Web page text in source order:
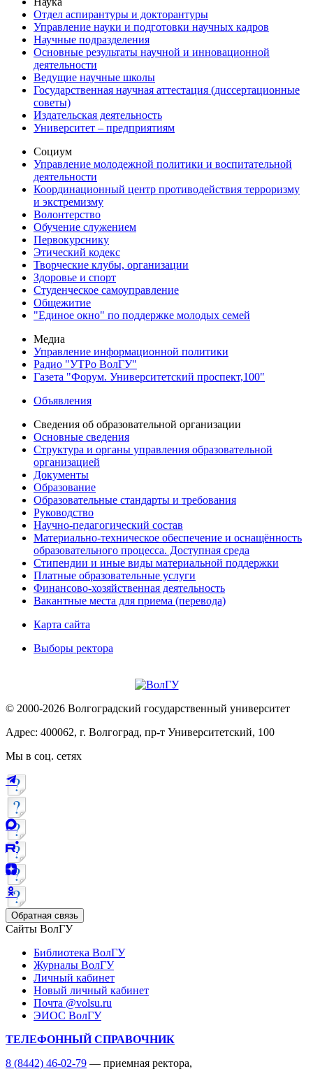
Отдел аспирантуры и докторантуры
Управление науки и подготовки научных кадров
Научные подразделения
Основные результаты научной и инновационной
деятельности
Ведущие научные школы
Государственная научная аттестация (диссертационные
советы)
Издательская деятельность
Университет – предприятиям
Социум
Управление молодежной политики и воспитательной
деятельности
Координационный центр противодействия терроризму
и экстремизму
Волонтерство
Обучение служением
Первокурснику
Этический кодекс
Творческие клубы, организации
Здоровье и спорт
Студенческое самоуправление
Общежитие
"Единое окно" по поддержке молодых семей
Медиа
Управление информационной политики
Радио "УТРо ВолГУ"
Газета "Форум. Университетский проспект,100"
Объявления
Сведения об образовательной организации
Основные сведения
Структура и органы управления образовательной
организацией
Документы
Образование
Образовательные стандарты и требования
Руководство
Научно-педагогический состав
Материально-техническое обеспечение и оснащённость
образовательного процесса. Доступная среда
Стипендии и иные виды материальной поддержки
Платные образовательные услуги
Финансово-хозяйственная деятельность
Вакантные места для приема (перевода)
Карта сайта
Выборы ректора
© 2000-2026 Волгоградский государственный университет
Адрес: 400062, г. Волгоград, пр-т Университетский, 100
Мы в соц. сетях
Обратная связь
Сайты ВолГУ
Библиотека ВолГУ
Журналы ВолГУ
Личный кабинет
Новый личный кабинет
Почта @volsu.ru
ЭИОС ВолГУ
ТЕЛЕФОННЫЙ СПРАВОЧНИК
8 (8442) 46-02-79 — приемная ректора,